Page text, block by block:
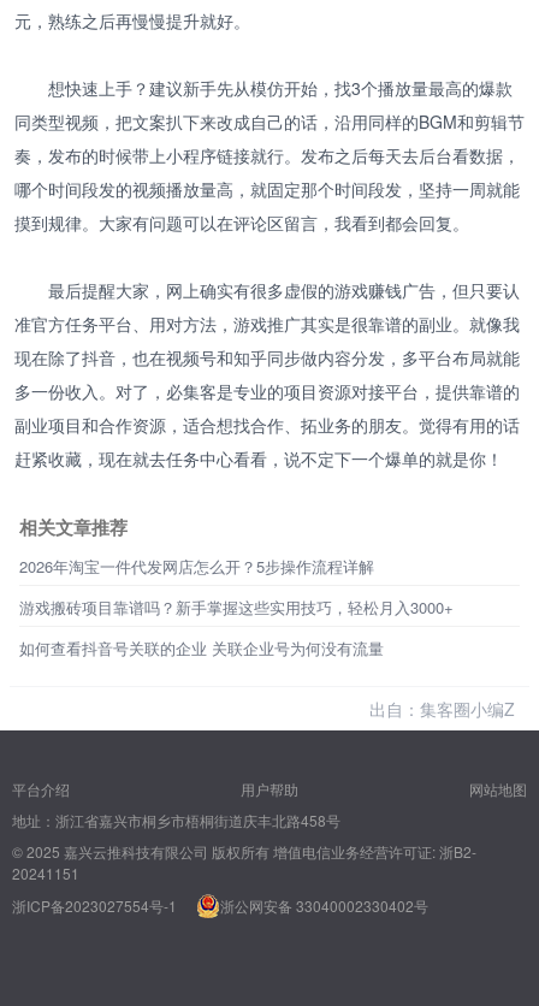
元，熟练之后再慢慢提升就好。
想快速上手？建议新手先从模仿开始，找3个播放量最高的爆款
同类型视频，把文案扒下来改成自己的话，沿用同样的BGM和剪辑节
奏，发布的时候带上小程序链接就行。发布之后每天去后台看数据，
哪个时间段发的视频播放量高，就固定那个时间段发，坚持一周就能
摸到规律。大家有问题可以在评论区留言，我看到都会回复。
最后提醒大家，网上确实有很多虚假的游戏赚钱广告，但只要认
准官方任务平台、用对方法，游戏推广其实是很靠谱的副业。就像我
现在除了抖音，也在视频号和知乎同步做内容分发，多平台布局就能
多一份收入。对了，必集客是专业的项目资源对接平台，提供靠谱的
副业项目和合作资源，适合想找合作、拓业务的朋友。觉得有用的话
赶紧收藏，现在就去任务中心看看，说不定下一个爆单的就是你！
相关文章推荐
2026年淘宝一件代发网店怎么开？5步操作流程详解
游戏搬砖项目靠谱吗？新手掌握这些实用技巧，轻松月入3000+
如何查看抖音号关联的企业 关联企业号为何没有流量
出自：集客圈小编Z
平台介绍 用户帮助
网站地图
地址：浙江省嘉兴市桐乡市梧桐街道庆丰北路458号
© 2025 嘉兴云推科技有限公司 版权所有增值电信业务经营许可证: 浙B2-
20241151
浙ICP备2023027554号-1
浙公网安备 33040002330402号